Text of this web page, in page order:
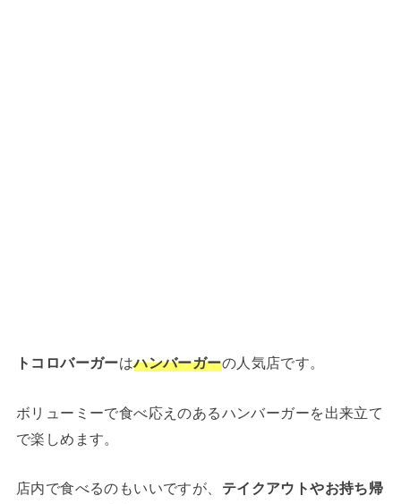
トコロバーガーはハンバーガーの人気店です。
ボリューミーで食べ応えのあるハンバーガーを出来立て
で楽しめます。
店内で食べるのもいいですが、 テイクアウトやお持ち帰